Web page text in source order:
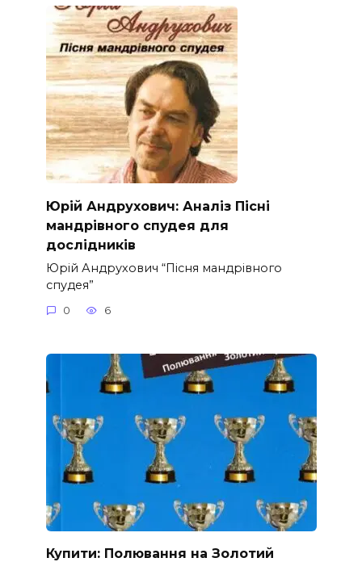
Юрій Андрухович: Аналіз Пісні
мандрівного спудея для
дослідників
Юрій Андрухович “Пісня мандрівного
спудея”
0 6
Купити: Полювання на Золотий